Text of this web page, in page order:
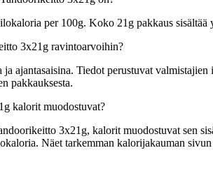
per 100g. Koko 21g pakkaus sisältää
3x21g ravintoarvoihin?
ajantasaisina. Tiedot perustuvat
pakkauksesta.
kalorit muodostuvat?
3x21g, kalorit muodostuvat sen
Näet tarkemman kalorijakauman